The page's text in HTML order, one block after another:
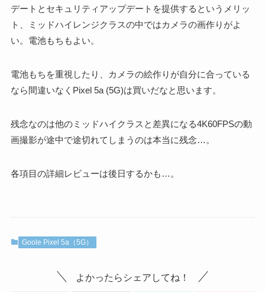
デートとセキュリティアップデートを提供するというメリッ
ト、ミッドハイレンジクラスの中ではカメラの画作りがよ
い。電池もちもよい。
電池もちを重視したり、カメラの絵作りが自分に合っている
なら間違いなくPixel 5a (5G)は買いだなと思います。
残念なのは他のミッドハイクラスと差異になる4K60FPSの動
画撮影が途中で途切れてしまうのは本当に残念…。
各項目の詳細レビューは後日するかも…。
Goole Pixel 5a（5G）
よかったらシェアしてね！